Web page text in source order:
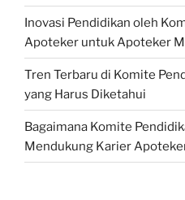
Inovasi Pendidikan oleh
Apoteker untuk Apoteker
Tren Terbaru di Komite
yang Harus Diketahui
Bagaimana Komite
Mendukung Karier